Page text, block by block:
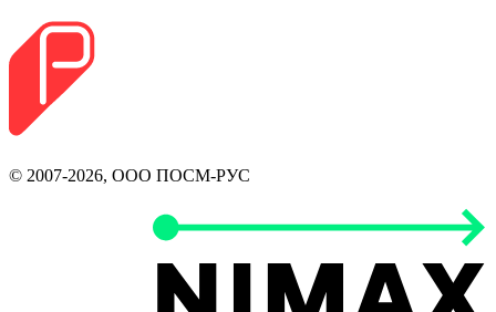
© 2007-2026, ООО ПОСМ-РУС